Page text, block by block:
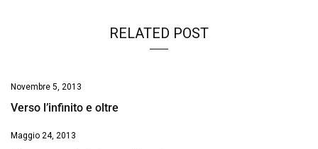
RELATED POST
Novembre 5, 2013
Verso l’infinito e oltre
Maggio 24, 2013